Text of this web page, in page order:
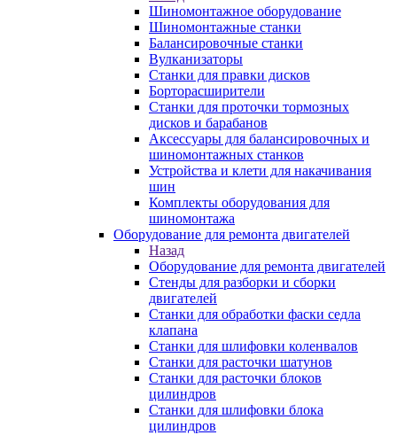
Шиномонтажное оборудование
Шиномонтажные станки
Балансировочные станки
Вулканизаторы
Станки для правки дисков
Борторасширители
Станки для проточки тормозных
дисков и барабанов
Аксессуары для балансировочных и
шиномонтажных станков
Устройства и клети для накачивания
шин
Комплекты оборудования для
шиномонтажа
Оборудование для ремонта двигателей
Назад
Оборудование для ремонта двигателей
Стенды для разборки и сборки
двигателей
Станки для обработки фаски седла
клапана
Станки для шлифовки коленвалов
Станки для расточки шатунов
Станки для расточки блоков
цилиндров
Станки для шлифовки блока
цилиндров